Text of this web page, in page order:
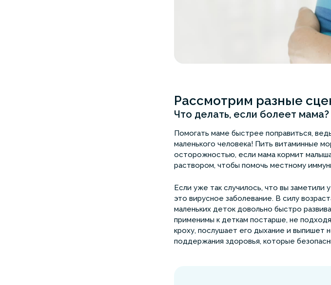
Рассмотрим разные
Что делать, если болеет мама?
Помогать маме быстрее поправиться,
маленького человека! Пить витаминные
осторожностью, если мама кормит
раствором, чтобы помочь местному
Если уже так случилось, что вы заметили
это вирусное заболевание. В силу
маленьких деток довольно быстро
применимы к деткам постарше, не
кроху, послушает его дыхание и
поддержания здоровья, которые